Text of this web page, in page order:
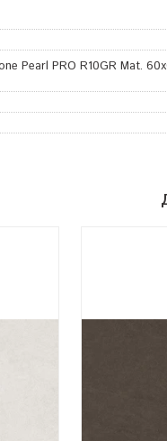
Pearl PRO R10GR Mat.